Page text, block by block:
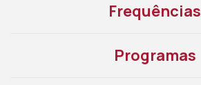
Frequências
Programas